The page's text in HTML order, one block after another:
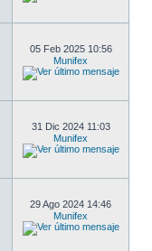
05 Feb 2025 10:56
Munifex
31 Dic 2024 11:03
Munifex
29 Ago 2024 14:46
Munifex